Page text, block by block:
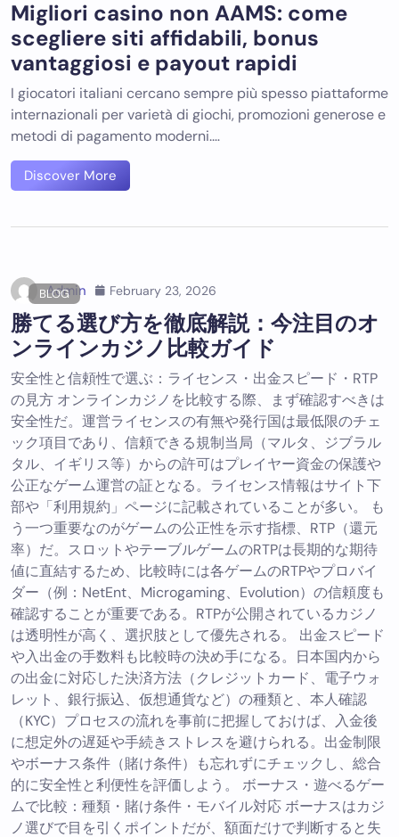
Migliori casino non AAMS: come
scegliere siti affidabili, bonus
vantaggiosi e payout rapidi
I giocatori italiani cercano sempre più spesso piattaforme
internazionali per varietà di giochi, promozioni generose e
metodi di pagamento moderni.…
Discover More
BLOG
Admin February 23, 2026
勝てる選び方を徹底解説：今注目のオ
ンラインカジノ比較ガイド
安全性と信頼性で選ぶ：ライセンス・出金スピード・RTP
の見方 オンラインカジノを比較する際、まず確認すべきは
安全性だ。運営ライセンスの有無や発行国は最低限のチェ
ック項目であり、信頼できる規制当局（マルタ、ジブラル
タル、イギリス等）からの許可はプレイヤー資金の保護や
公正なゲーム運営の証となる。ライセンス情報はサイト下
部や「利用規約」ページに記載されていることが多い。 も
う一つ重要なのがゲームの公正性を示す指標、RTP（還元
率）だ。スロットやテーブルゲームのRTPは長期的な期待
値に直結するため、比較時には各ゲームのRTPやプロバイ
ダー（例：NetEnt、Microgaming、Evolution）の信頼度も
確認することが重要である。RTPが公開されているカジノ
は透明性が高く、選択肢として優先される。 出金スピード
や入出金の手数料も比較時の決め手になる。日本国内から
の出金に対応した決済方法（クレジットカード、電子ウォ
レット、銀行振込、仮想通貨など）の種類と、本人確認
（KYC）プロセスの流れを事前に把握しておけば、入金後
に想定外の遅延や手続きストレスを避けられる。出金制限
やボーナス条件（賭け条件）も忘れずにチェックし、総合
的に安全性と利便性を評価しよう。 ボーナス・遊べるゲー
ムで比較：種類・賭け条件・モバイル対応 ボーナスはカジ
ノ選びで目を引くポイントだが、額面だけで判断すると失